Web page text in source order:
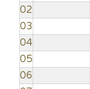
02
03
04
05
06